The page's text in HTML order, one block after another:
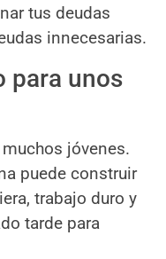
tus deudas
innecesarias.
para unos
jóvenes.
puede construir
trabajo duro y
tarde para